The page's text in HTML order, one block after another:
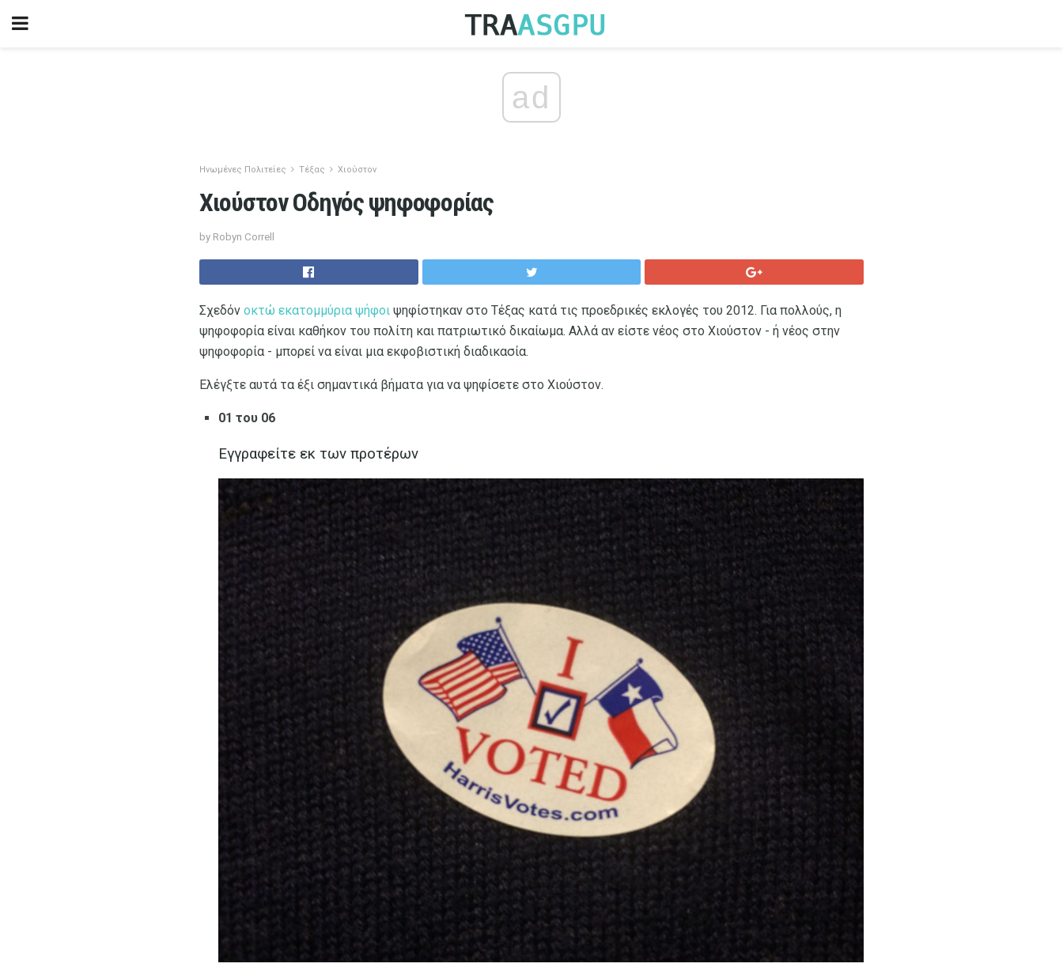
ad
Ηνωμένες Πολιτείες Τέξας Χιούστον
Χιούστον Οδηγός ψηφοφορίας
by Robyn Correll
Σχεδόν οκτώ εκατομμύρια ψήφοι ψηφίστηκαν στο Τέξας κατά τις προεδρικές εκλογές του 2012. Για πολλούς, η
ψηφοφορία είναι καθήκον του πολίτη και πατριωτικό δικαίωμα. Αλλά αν είστε νέος στο Χιούστον - ή νέος στην
ψηφοφορία - μπορεί να είναι μια εκφοβιστική διαδικασία.
Ελέγξτε αυτά τα έξι σημαντικά βήματα για να ψηφίσετε στο Χιούστον.
01 του 06
Εγγραφείτε εκ των προτέρων